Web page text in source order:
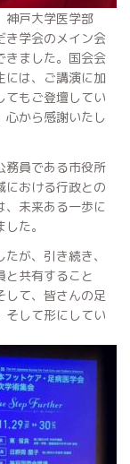
神戸大学医学部
学会のメイン会
きました。国会会
には、ご講演に加
てもご登壇してい
心から感謝いたし
務員である市役所
における行政との
、未来ある一歩に
た。
が、引き続き、
と共有すること
して、皆さんの足
そして形にしてい